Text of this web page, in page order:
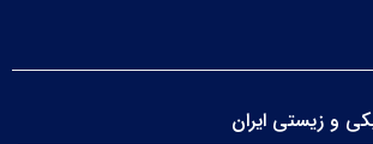
و زیستی ایران